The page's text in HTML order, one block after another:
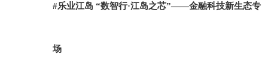
#乐业江岛 “数智行·江岛之芯”——金融科技新生态专
场